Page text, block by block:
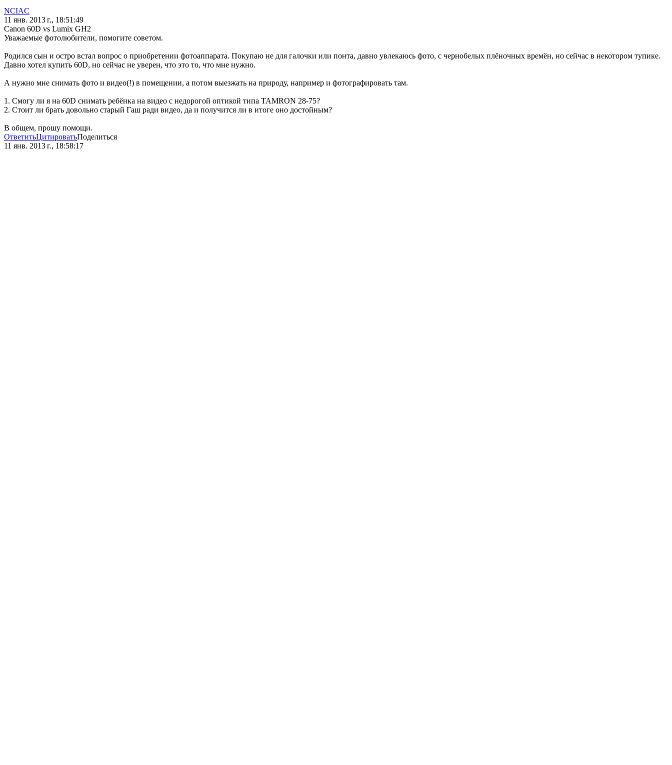
NCIAC
11 янв. 2013 г., 18:51:49
Canon 60D vs Lumix GH2
Уважаемые фотолюбители, помогите советом.
Родился сын и остро встал вопрос о приобретении фотоаппарата. Покупаю не для галочки или понта, давно увлекаюсь фото, с чернобелых плёночных времён, но сейчас в некотором тупике.
Давно хотел купить 60D, но сейчас не уверен, что это то, что мне нужно.
А нужно мне снимать фото и видео(!) в помещении, а потом выезжать на природу, например и фотографировать там.
1. Смогу ли я на 60D снимать ребёнка на видео с недорогой оптикой типа TAMRON 28-75?
2. Стоит ли брать довольно старый Гаш ради видео, да и получится ли в итоге оно достойным?
В общем, прошу помощи.
ОтветитьЦитироватьПоделиться
11 янв. 2013 г., 18:58:17